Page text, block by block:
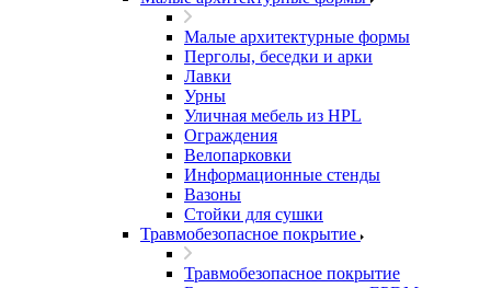
Малые архитектурные формы
Перголы, беседки и арки
Лавки
Урны
Уличная мебель из HPL
Ограждения
Велопарковки
Информационные стенды
Вазоны
Стойки для сушки
Травмобезопасное покрытие
Травмобезопасное покрытие